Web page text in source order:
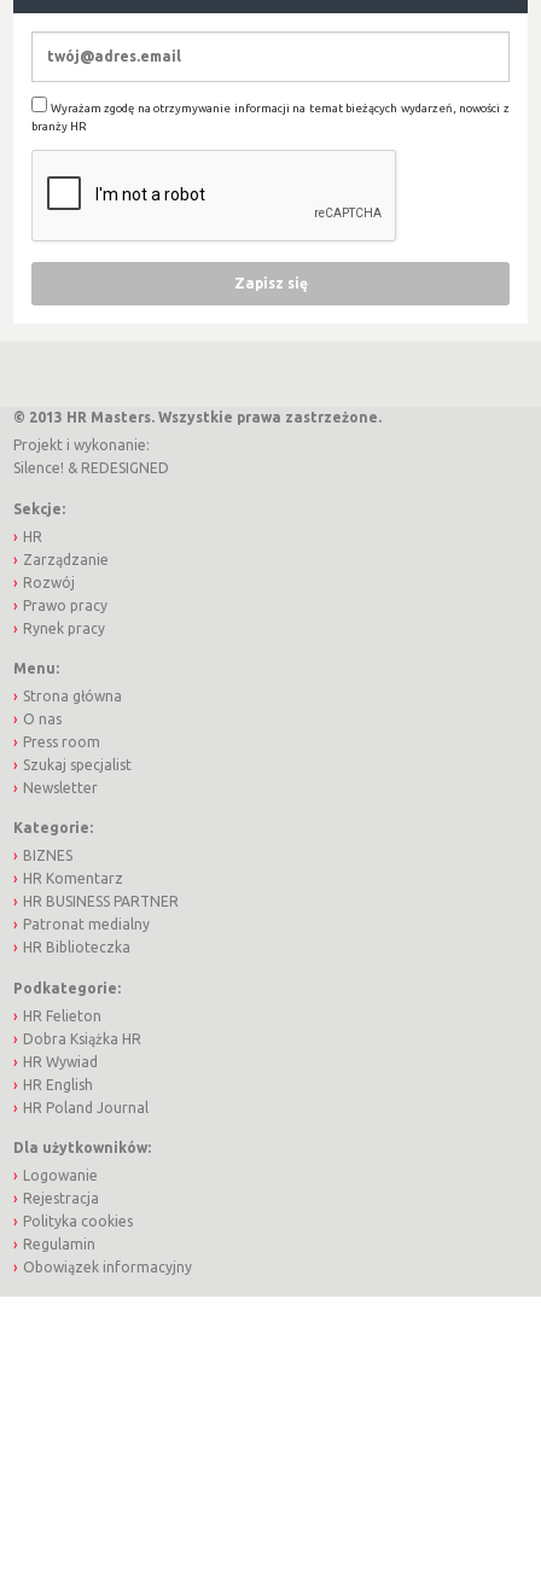
Wyrażam zgodę na otrzymywanie informacji na temat bieżących wydarzeń, nowości z
branży HR
© 2013 HR Masters. Wszystkie prawa zastrzeżone.
Projekt i wykonanie:
Silence! & REDESIGNED
Sekcje:
HR
Zarządzanie
Rozwój
Prawo pracy
Rynek pracy
Menu:
Strona główna
O nas
Press room
Szukaj specjalist
Newsletter
Kategorie:
BIZNES
HR Komentarz
HR BUSINESS PARTNER
Patronat medialny
HR Biblioteczka
Podkategorie:
HR Felieton
Dobra Książka HR
HR Wywiad
HR English
HR Poland Journal
Dla użytkowników:
Logowanie
Rejestracja
Polityka cookies
Regulamin
Obowiązek informacyjny